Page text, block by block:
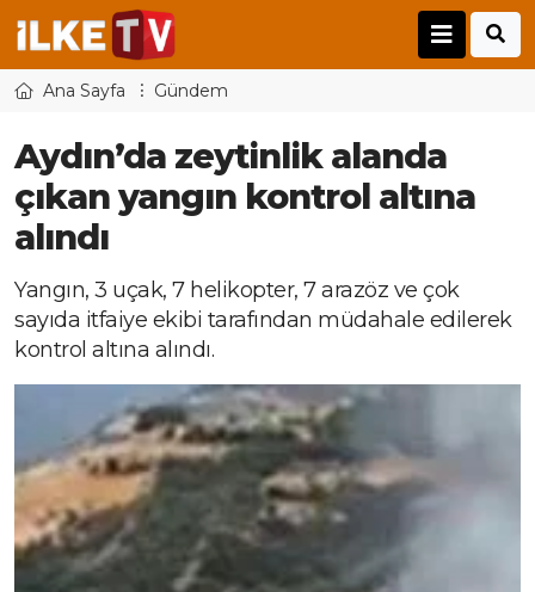
Ana Sayfa Gündem
Aydın’da zeytinlik alanda
çıkan yangın kontrol altına
alındı
Yangın, 3 uçak, 7 helikopter, 7 arazöz ve çok
sayıda itfaiye ekibi tarafından müdahale edilerek
kontrol altına alındı.